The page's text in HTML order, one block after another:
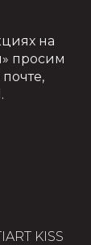
на
просим
KISS